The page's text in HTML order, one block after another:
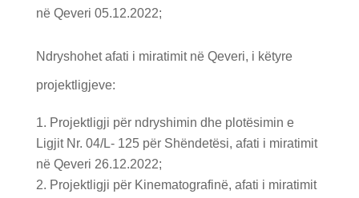
në Qeveri 05.12.2022;
Ndryshohet afati i miratimit në Qeveri, i këtyre
projektligjeve:
Projektligji për ndryshimin dhe plotësimin e
Ligjit Nr. 04/L- 125 për Shëndetësi, afati i miratimit
në Qeveri 26.12.2022;
Projektligji për Kinematografinë, afati i miratimit